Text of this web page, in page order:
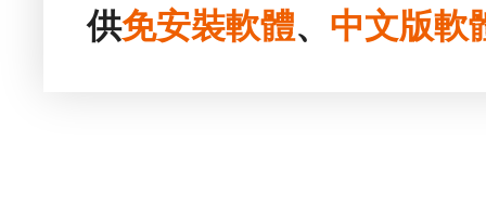
供免安裝軟體、 中文版軟